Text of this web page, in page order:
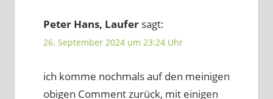
Peter Hans, Laufer sagt:
26. September 2024 um 23:24 Uhr
ich komme nochmals auf den meinigen
obigen Comment zurück, mit einigen